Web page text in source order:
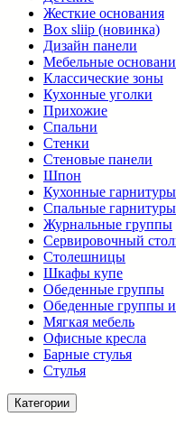
Жесткие основания
Box sliip (новинка)
Дизайн панели
Мебельные
Классические зоны
Кухонные уголки
Прихожие
Спальни
Стенки
Стеновые панели
Шпон
Кухонные гарнитуры
Спальные гарнитуры
Журнальные группы
Сервировочный
Столешницы
Шкафы купе
Обеденные группы
Обеденные группы
Мягкая мебель
Офисные кресла
Барные стулья
Стулья
Категории